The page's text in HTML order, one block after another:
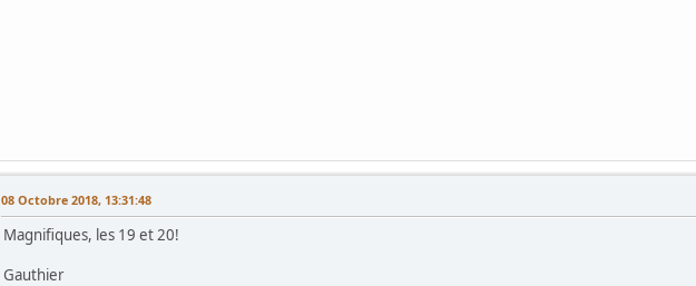
08 Octobre 2018, 13:31:48
Magnifiques, les 19 et 20!
Gauthier